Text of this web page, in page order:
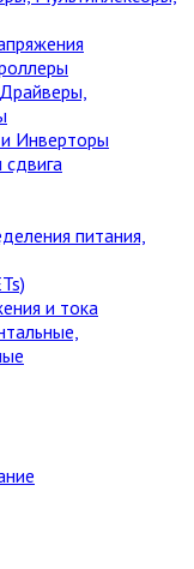
Инверторы
сдвига
питания,
и тока